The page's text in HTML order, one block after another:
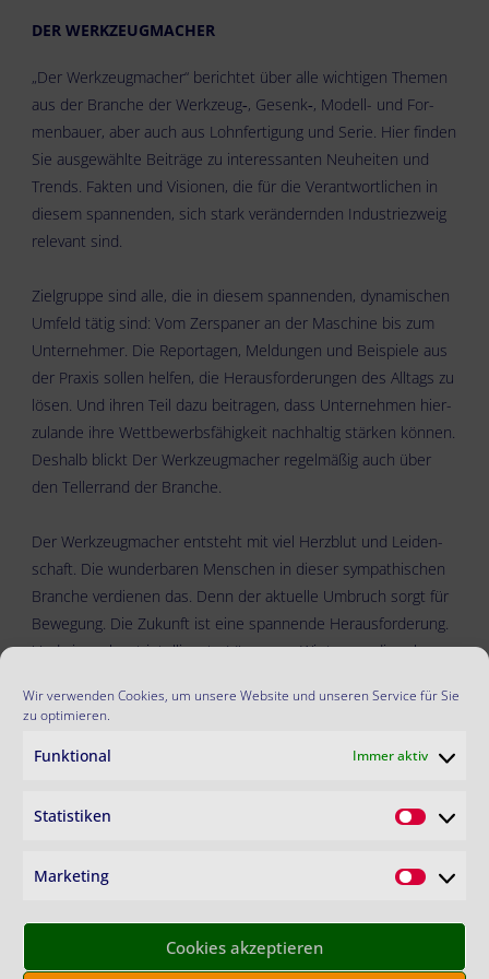
Wir verwenden Cookies, um unsere Website und unseren Service für Sie
zu optimieren.
Funktional Immer aktiv
Statistiken
Marketing
Cookies akzeptieren
DER WERK­ZEUG­MA­CHER
„Der Werk­zeug­ma­cher“ berich­tet über alle wich­ti­gen The­men
aus der Bran­che der Werkzeug‑, Gesenk‑, Modell- und For­
men­bau­er, aber auch aus Lohn­fer­ti­gung und Serie. Hier fin­den
Sie aus­ge­wähl­te Bei­trä­ge zu inter­es­san­ten Neu­hei­ten und
Trends. Fak­ten und Visio­nen, die für die Ver­ant­wort­li­chen in
die­sem span­nen­den, sich stark ver­än­dern­den Indus­trie­zweig
rele­vant sind.
Ziel­grup­pe sind alle, die in die­sem span­nen­den, dyna­mi­schen
Umfeld tätig sind: Vom Zer­spa­ner an der Maschi­ne bis zum
Unter­neh­mer. Die Repor­ta­gen, Mel­dun­gen und Bei­spie­le aus
der Pra­xis sol­len hel­fen, die Her­aus­for­de­run­gen des All­tags zu
lösen. Und ihren Teil dazu bei­tra­gen, dass Unter­neh­men hier­
zu­lan­de ihre Wett­be­werbs­fä­hig­keit nach­hal­tig stär­ken kön­nen.
Des­halb blickt Der Werk­zeug­ma­cher regel­mä­ßig auch über
den Tel­ler­rand der Branche.
Der Werk­zeug­ma­cher ent­steht mit viel Herz­blut und Lei­den­
schaft. Die wun­der­ba­ren Men­schen in die­ser sym­pa­thi­schen
Bran­che ver­die­nen das. Denn der aktu­el­le Umbruch sorgt für
Bewe­gung. Die Zukunft ist eine span­nen­de Her­aus­for­de­rung.
Und sie ver­langt intel­li­gen­te Lösun­gen. Wir tra­gen die rele­van­
am Puls der Branche!
KON­TAKT
|